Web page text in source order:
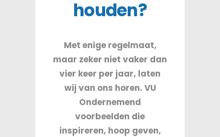
houden?
Met enige regelmaat,
maar zeker niet vaker dan
vier keer per jaar, laten
wij van ons horen. VU
Ondernemend
voorbeelden die
inspireren, hoop geven,